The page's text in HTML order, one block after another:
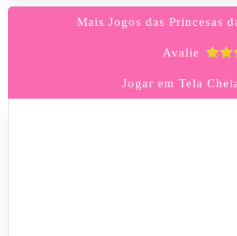
Mais Jogos das Princesas
Avalie
Jogar em Tela